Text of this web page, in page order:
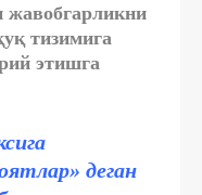
жавобгарликни
тизимига
этишга
деган